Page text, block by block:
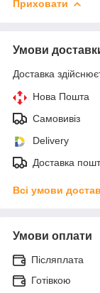
Приховати
Умови
Доставка
Нова Пошта
Самовивіз
Delivery
Доставка
Всі умови
Умови оплати
Післяплата
Готівкою